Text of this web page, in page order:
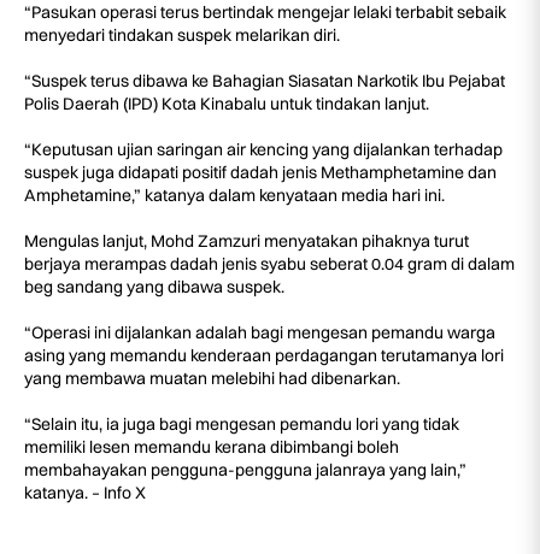
“Pasukan operasi terus bertindak mengejar lelaki terbabit sebaik
menyedari tindakan suspek melarikan diri.
“Suspek terus dibawa ke Bahagian Siasatan Narkotik Ibu Pejabat
Polis Daerah (IPD) Kota Kinabalu untuk tindakan lanjut.
“Keputusan ujian saringan air kencing yang dijalankan terhadap
suspek juga didapati positif dadah jenis Methamphetamine dan
Amphetamine,” katanya dalam kenyataan media hari ini.
Mengulas lanjut, Mohd Zamzuri menyatakan pihaknya turut
berjaya merampas dadah jenis syabu seberat 0.04 gram di dalam
beg sandang yang dibawa suspek.
“Operasi ini dijalankan adalah bagi mengesan pemandu warga
asing yang memandu kenderaan perdagangan terutamanya lori
yang membawa muatan melebihi had dibenarkan.
“Selain itu, ia juga bagi mengesan pemandu lori yang tidak
memiliki lesen memandu kerana dibimbangi boleh
membahayakan pengguna-pengguna jalanraya yang lain,”
katanya. – Info X